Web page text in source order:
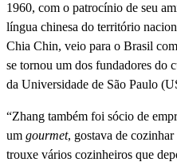
1960, com o patrocínio de seu
língua chinesa do território
Chia Chin, veio para o Brasil
se tornou um dos fundadores do
da Universidade de São Paulo
“Zhang também foi sócio de
um gourmet, gostava de
trouxe vários cozinheiros que